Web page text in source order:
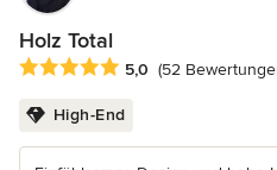
Holz Total
Durchschnittliche Bewertung:
5,0 (52
High-End